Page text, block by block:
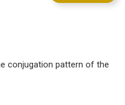
conjugation pattern of the